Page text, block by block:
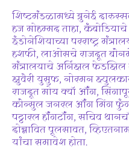
शिष्टमंडळामध्ये ब्रुनेई
हज मोहम्मद ताहा,
इंडोनेशियाच्या परराष्ट्र
हशफी, लाओसचे राजदूत बौनमे,
मंत्रालयाचे अर्निझल
झुवैरी युसुफ, नोरमन
राजदूत मोय क्यॉ ऑंग,
कौन्सुल जनरल ऑंग मिंग फुंग,
पट्टारल हॉंगटॉंग, सचिव
दोन्नावित पूलसावत,
यांचा समावेश होता.